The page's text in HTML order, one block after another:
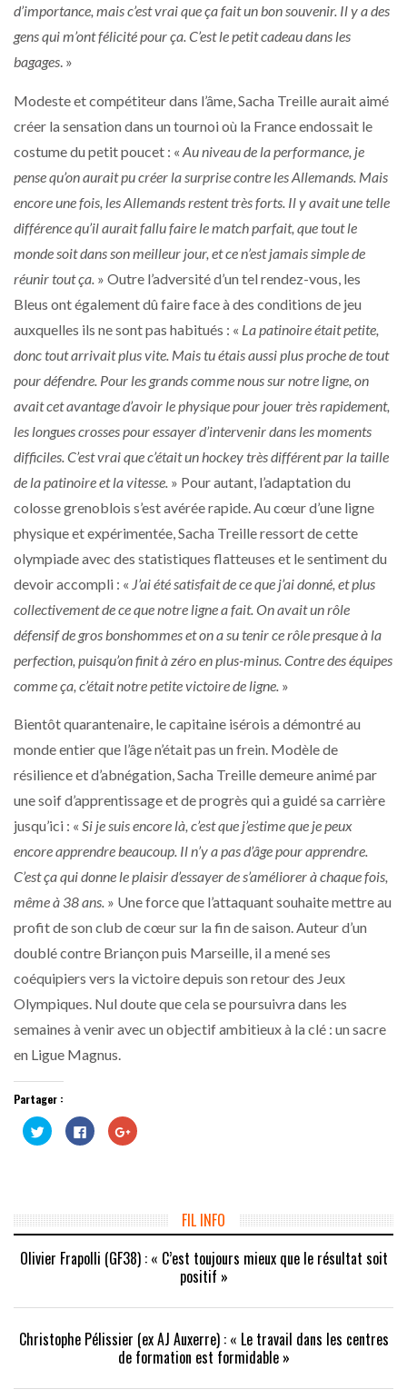
d’importance, mais c’est vrai que ça fait un bon souvenir. Il y a des
gens qui m’ont félicité pour ça. C’est le petit cadeau dans les
bagages. »
Modeste et compétiteur dans l’âme, Sacha Treille aurait aimé
créer la sensation dans un tournoi où la France endossait le
costume du petit poucet : « Au niveau de la performance, je
pense qu’on aurait pu créer la surprise contre les Allemands. Mais
encore une fois, les Allemands restent très forts. Il y avait une telle
différence qu’il aurait fallu faire le match parfait, que tout le
monde soit dans son meilleur jour, et ce n’est jamais simple de
réunir tout ça. » Outre l’adversité d’un tel rendez-vous, les
Bleus ont également dû faire face à des conditions de jeu
auxquelles ils ne sont pas habitués : « La patinoire était petite,
donc tout arrivait plus vite. Mais tu étais aussi plus proche de tout
pour défendre. Pour les grands comme nous sur notre ligne, on
avait cet avantage d’avoir le physique pour jouer très rapidement,
les longues crosses pour essayer d’intervenir dans les moments
difficiles. C’est vrai que c’était un hockey très différent par la taille
de la patinoire et la vitesse. » Pour autant, l’adaptation du
colosse grenoblois s’est avérée rapide. Au cœur d’une ligne
physique et expérimentée, Sacha Treille ressort de cette
olympiade avec des statistiques flatteuses et le sentiment du
devoir accompli : « J’ai été satisfait de ce que j’ai donné, et plus
collectivement de ce que notre ligne a fait. On avait un rôle
défensif de gros bonshommes et on a su tenir ce rôle presque à la
perfection, puisqu’on finit à zéro en plus-minus. Contre des équipes
comme ça, c’était notre petite victoire de ligne. »
Bientôt quarantenaire, le capitaine isérois a démontré au
monde entier que l’âge n’était pas un frein. Modèle de
résilience et d’abnégation, Sacha Treille demeure animé par
une soif d’apprentissage et de progrès qui a guidé sa carrière
jusqu’ici : « Si je suis encore là, c’est que j’estime que je peux
encore apprendre beaucoup. Il n’y a pas d’âge pour apprendre.
C’est ça qui donne le plaisir d’essayer de s’améliorer à chaque fois,
même à 38 ans. » Une force que l’attaquant souhaite mettre au
profit de son club de cœur sur la fin de saison. Auteur d’un
doublé contre Briançon puis Marseille, il a mené ses
coéquipiers vers la victoire depuis son retour des Jeux
Olympiques. Nul doute que cela se poursuivra dans les
semaines à venir avec un objectif ambitieux à la clé : un sacre
en Ligue Magnus.
Partager :
Cliquez
pour
partager
fenêtre)
Cliquez
pour
partager
fenêtre)
Cliquez
pour
nouvelle
fenêtre)
FIL INFO
Olivier Frapolli (GF38) : « C’est toujours mieux que le résultat soit
positif »
Christophe Pélissier (ex AJ Auxerre) : « Le travail dans les centres
de formation est formidable »